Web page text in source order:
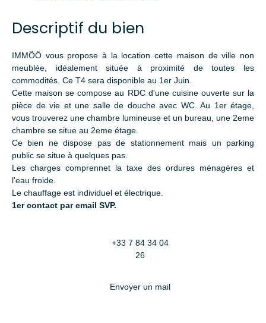
Descriptif du bien
IMMÖÖ vous propose à la location cette maison de ville non
meublée, idéalement située à proximité de toutes les
commodités. Ce T4 sera disponible au 1er Juin.
Cette maison se compose au RDC d'une cuisine ouverte sur la
pièce de vie et une salle de douche avec WC. Au 1er étage,
vous trouverez une chambre lumineuse et un bureau, une 2eme
chambre se situe au 2eme étage.
Ce bien ne dispose pas de stationnement mais un parking
public se situe à quelques pas.
Les charges comprennet la taxe des ordures ménagères et
l'eau froide.
Le chauffage est individuel et électrique.
1er contact par email SVP.
+33 7 84 34 04
26
Envoyer un mail